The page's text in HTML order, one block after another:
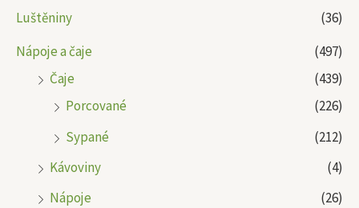
Luštěniny
(36)
Nápoje a čaje
(497)
Čaje
(439)
Porcované
(226)
Sypané
(212)
Kávoviny
(4)
Nápoje
(26)